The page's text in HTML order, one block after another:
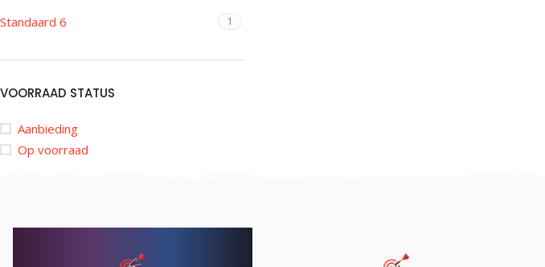
Standaard 6 1
VOORRAAD STATUS
Aanbieding
Op voorraad